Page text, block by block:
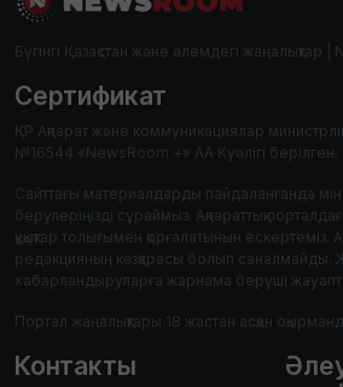
Бүгінгі Қазақстан және әлемдегі жаңалықтар
Сертификат
ҚР Ақпарат және коммуникациялар
№16544 «NewsRoom +» АА Куәлігі берілген.
Сайттағы материалдарды пайдаланғанда
берулеріңізді сұраймыз. Ақпараттық
құқықтар толығымен қорғалатынын ескертеміз.
редакцияның көзқарасы болып саналмайды.
хабарландыруларға жарнама беруші
Портал жаңалықтары 18 жастан асқан
Контакты